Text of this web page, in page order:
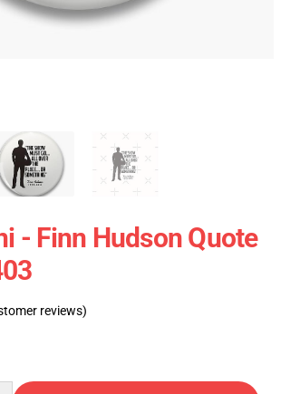
- Finn Hudson Quote
reviews)